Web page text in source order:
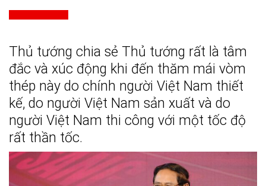
Thủ tướng chia sẻ Thủ tướng rất là tâm
đắc và xúc động khi đến thăm mái vòm
thép này do chính người Việt Nam thiết
kế, do người Việt Nam sản xuất và do
người Việt Nam thi công với một tốc độ
rất thần tốc.